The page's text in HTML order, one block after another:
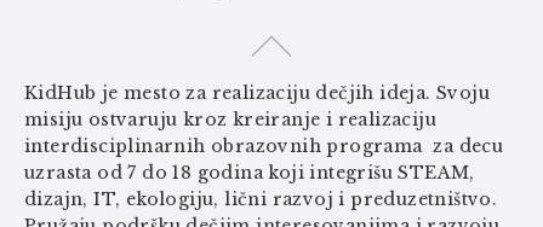
KidHub je mesto za realizaciju dečjih ideja. Svoju
misiju ostvaruju kroz kreiranje i realizaciju
interdisciplinarnih obrazovnih programa za decu
uzrasta od 7 do 18 godina koji integrišu STEAM,
dizajn, IT, ekologiju, lični razvoj i preduzetništvo. ​